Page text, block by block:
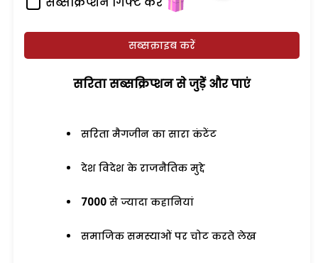
सब्सक्राइब करें
सरिता सब्सक्रिप्शन से जुड़ेें और पाएं
सरिता मैगजीन का सारा कंटेंट
देश विदेश के राजनैतिक मुद्दे
7000 से ज्यादा कहानियां
समाजिक समस्याओं पर चोट करते लेख